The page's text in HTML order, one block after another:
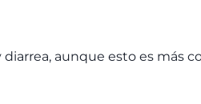
aunque esto es más